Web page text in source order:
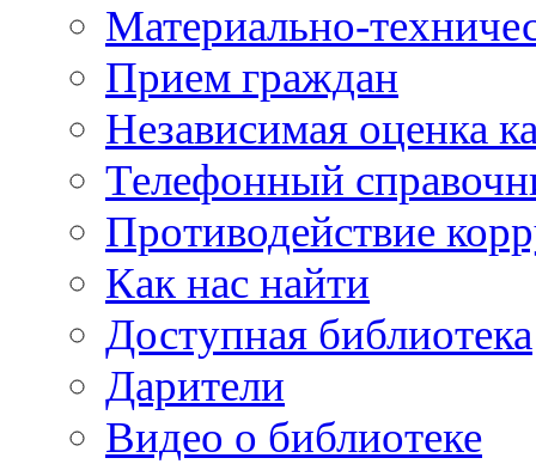
Материально-
Прием граждан
Независимая оценка
Телефонный
Противодействие
Как нас найти
Доступная библиотека
Дарители
Видео о библиотеке